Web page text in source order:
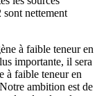
sont nettement
à faible teneur en
importante, il sera
à faible teneur en
ambition est de